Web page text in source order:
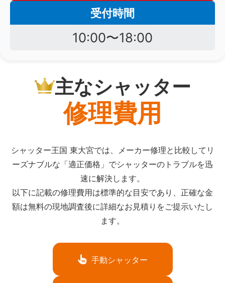
受付時間
10:00〜18:00
主なシャッター
修理費用
シャッター王国 東大宮では、メーカー修理と比較してリ
ーズナブルな「適正価格」でシャッターのトラブルを迅
速に解決します。
以下に記載の修理費用は標準的な目安であり、正確な金
額は無料の現地調査後に詳細なお見積りをご提示いたし
ます。
手動シャッター